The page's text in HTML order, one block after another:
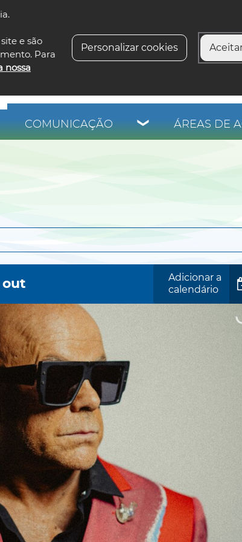
e são
Para
nossa
Personalizar cookies
COMUNICAÇÃO ÁREAS DE
out
Adicionar a
calendário